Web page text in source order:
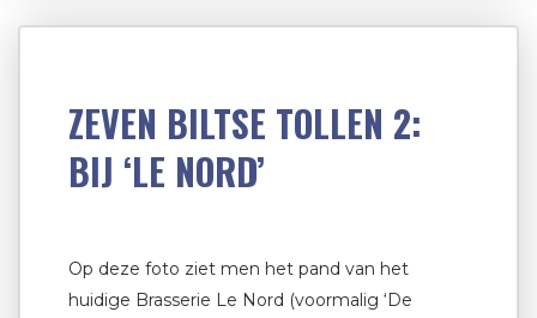
ZEVEN BILTSE TOLLEN 2:
BIJ ‘LE NORD’
Op deze foto ziet men het pand van het
huidige Brasserie Le Nord (voormalig ‘De